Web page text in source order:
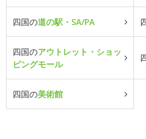
四国の道の駅・SA/PA
四国のアウトレット・ショッ
ピングモール
四国の美術館